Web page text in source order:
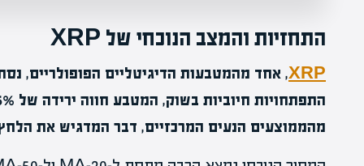
התחזיות והמצב הנוכחי של XRP
XRP
מהממוצעים הנעים המרכזיים, דבר המדגיש את